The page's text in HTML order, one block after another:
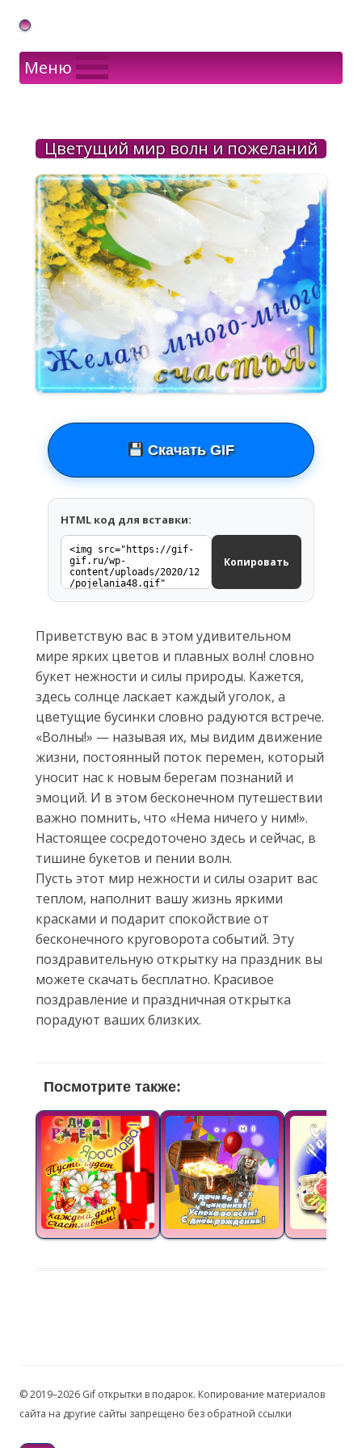
Gif Открытки в подарок
Меню
Цветущий мир волн и пожеланий
Скачать GIF
HTML код для вставки:
Копировать
Приветствую вас в этом удивительном
мире ярких цветов и плавных волн! словно
букет нежности и силы природы. Кажется,
здесь солнце ласкает каждый уголок, а
цветущие бусинки словно радуются встрече.
«Волны!» — называя их, мы видим движение
жизни, постоянный поток перемен, который
уносит нас к новым берегам познаний и
эмоций. И в этом бесконечном путешествии
важно помнить, что «Нема ничего у ним!».
Настоящее сосредоточено здесь и сейчас, в
тишине букетов и пении волн.
Пусть этот мир нежности и силы озарит вас
теплом, наполнит вашу жизнь яркими
красками и подарит спокойствие от
бесконечного круговорота событий. Эту
поздравительную открытку на праздник вы
можете скачать бесплатно. Красивое
поздравление и праздничная открытка
порадуют ваших близких.
Посмотрите также:
© 2019–2026 Gif открытки в подарок. Копирование материалов
сайта на другие сайты запрещено без обратной ссылки